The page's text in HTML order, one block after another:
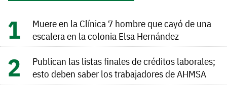
Muere en la Clínica 7 hombre que cayó de una
escalera en la colonia Elsa Hernández
Publican las listas finales de créditos laborales;
esto deben saber los trabajadores de AHMSA